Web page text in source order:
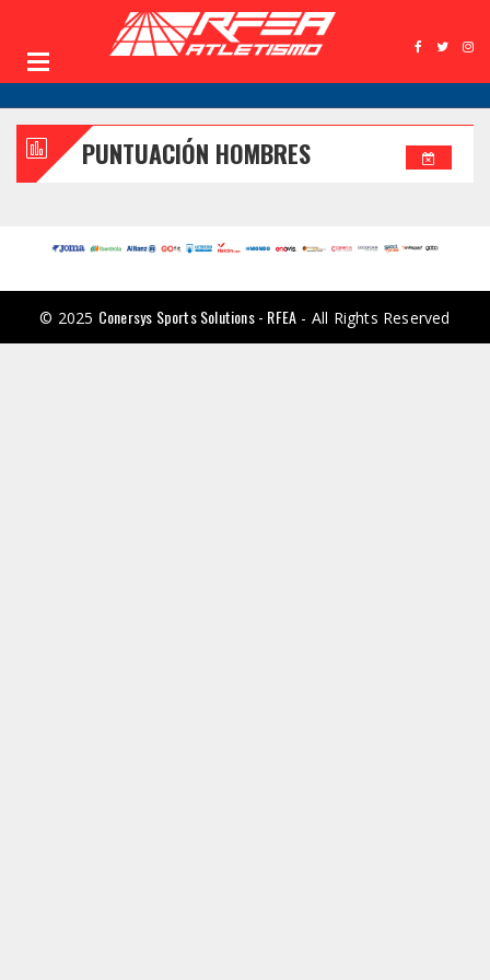
PUNTUACIÓN HOMBRES
© 2025 Conersys Sports Solutions - RFEA - All Rights Reserved